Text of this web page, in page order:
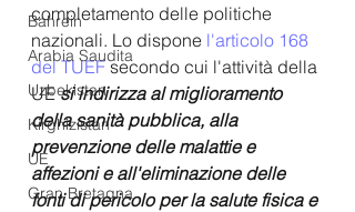
Bahrein
Arabia Saudita
Uzbekistan
Kirghizistan
UE
Gran Bretagna
completamento delle politiche
nazionali. Lo dispone l'articolo 168
del TUEF secondo cui l'attività della
UE si indirizza al miglioramento
della sanità pubblica, alla
prevenzione delle malattie e
affezioni e all'eliminazione delle
fonti di pericolo per la salute fisica e